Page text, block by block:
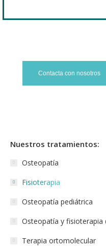
Contacta con nosotros
Nuestros tratamientos:
Osteopatía
Fisioterapia
Osteopatía pediátrica
Osteopatía y fisioterapia
Terapia ortomolecular